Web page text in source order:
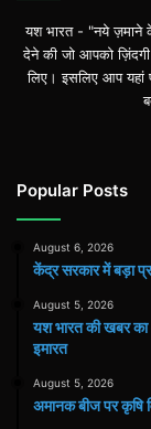
यश भारत - "नये ज़माने
देने की जो आपको
लिए। इसलिए आप यहां
Popular Posts
August 6, 2026
केंद्र सरकार में बड़ा
August 5, 2026
यश भारत की खबर का
इमारत
August 5, 2026
अमानक बीज पर कृषि